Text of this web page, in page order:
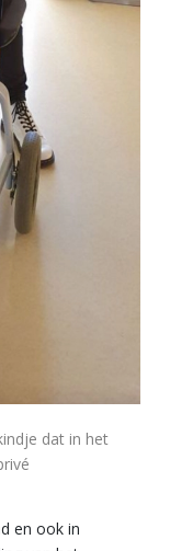
dat in het
en ook in